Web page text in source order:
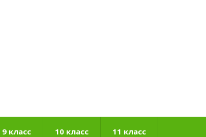
9 класс 10 класс 11 класс